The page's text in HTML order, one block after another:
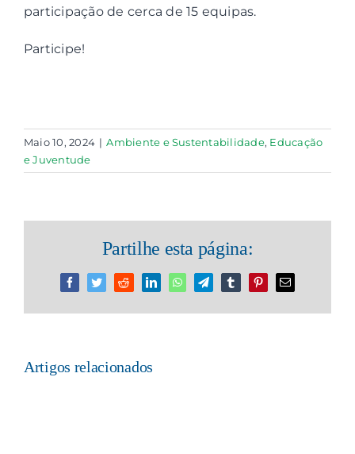
participação de cerca de 15 equipas.
Participe!
Maio 10, 2024 | Ambiente e Sustentabilidade, Educação
e Juventude
Partilhe esta página:
FacebookTwitterRedditLinkedInWhatsAppTelegramTumblrPinterestEmail
Artigos relacionados